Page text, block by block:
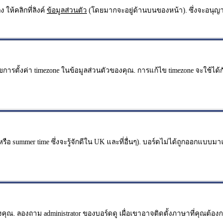
ให้คลิกที่ลิงค์ ข้อมูลส่วนตัว (โดยมากจะอยู่ด้านบนของหน้า). ซึ่งจะอนุ
รตั้งค่า timezone ในข้อมูลส่วนตัวของคุณ. การแก้ไข timezone จะใ
อ summer time ซึ่งจะรู้จักดีใน UK และที่อื่นๆ). บอร์ดไม่ได้ถูกออกแบ
ณ. ลองถาม administrator ของบอร์ดดู เผื่อเขาอาจติดตั้งภาษาที่คุณ